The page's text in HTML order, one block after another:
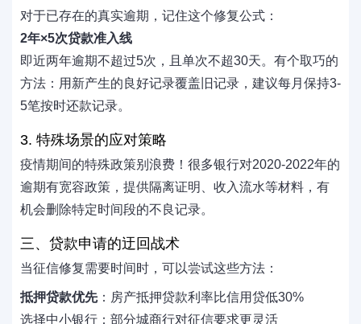
对于已存在的真实逾期，记住这个修复公式：
2年×5次贷款准入线
即近两年逾期不超过5次，且单次不超30天。有个取巧的
方法：用新产生的良好记录覆盖旧记录，建议每月保持3-
5笔按时还款记录。
3. 特殊场景的应对策略
疫情期间的特殊政策别浪费！很多银行对2020-2022年的
逾期有宽容政策，提供隔离证明、收入流水等材料，有
机会删除特定时间段的不良记录。
三、贷款申请的迂回战术
当征信修复需要时间时，可以尝试这些方法：
抵押贷款优先：房产抵押贷款利率比信用贷低30%
选择中小银行：部分城商行对征信要求更灵活